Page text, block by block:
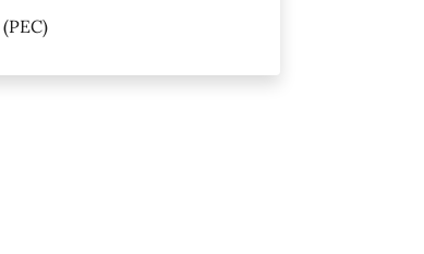
(PEC)